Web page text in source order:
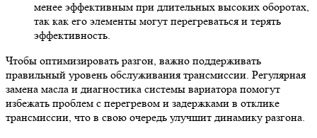
менее эффективным при длительных высоких оборотах,
так как его элементы могут перегреваться и терять
эффективность.
Чтобы оптимизировать разгон, важно поддерживать
правильный уровень обслуживания трансмиссии. Регулярная
замена масла и диагностика системы вариатора помогут
избежать проблем с перегревом и задержками в отклике
трансмиссии, что в свою очередь улучшит динамику разгона.